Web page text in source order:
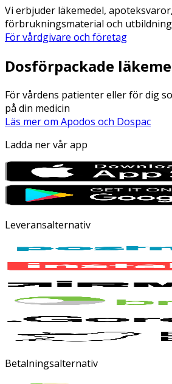
Vi erbjuder läkemedel, apoteksvaror,
förbrukningsmaterial och
För vårdgivare och företag
Dosförpackade
För vårdens patienter eller för dig
på din medicin
Läs mer om Apodos och Dospac
Ladda ner vår app
Leveransalternativ
Betalningsalternativ